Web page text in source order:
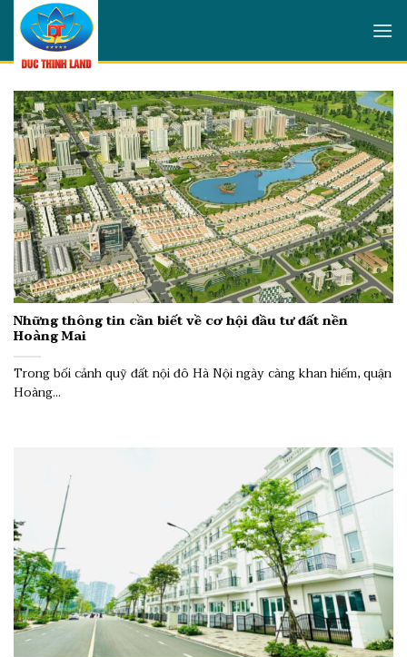
Skip
content
Những thông tin cần biết về cơ hội đầu tư đất nền
Hoàng Mai
Trong bối cảnh quỹ đất nội đô Hà Nội ngày càng khan hiếm, quận
Hoàng...